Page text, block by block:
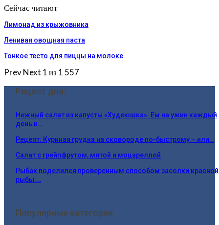
Сейчас читают
Лимонад из крыжовника
Ленивая овощная паста
Тонкое тесто для пиццы на молоке
PrevNext 1 из 1 557
Рецепт дня:
Нежный салат из капусты «Худеюшка». Ем на ужин каждый
день и…
Рецепт: Куриная грудка на сковороде по-быстрому – или…
Салат с грейпфрутом, мятой и моцареллой
Рыбак поделился проверенным способом засолки красной
рыбы.…
Популярные категории